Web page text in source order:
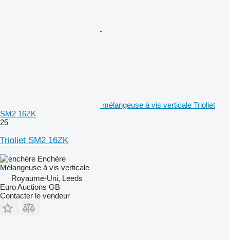
mélangeuse à vis verticale Trioliet
SM2 16ZK
25
Trioliet SM2 16ZK
Enchère
Mélangeuse à vis verticale
Royaume-Uni, Leeds
Euro Auctions GB
Contacter le vendeur